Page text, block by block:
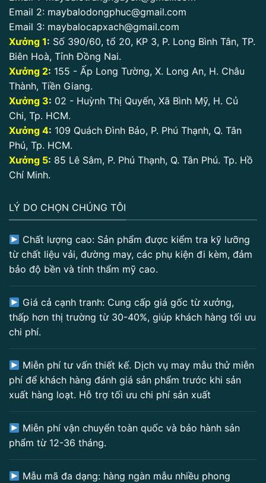
Email 2: maybalodongphuc@gmail.com
Email 3: maybalocapxach@gmail.com
Xưởng 1: Số 390/60, tổ 20, KP 3, P. Long Bình Tân, TP.
Biên Hoà, Tỉnh Đồng Nai.
Xưởng 2: 155 - Ấp Long Tường, X. Long An, H. Châu
Thành, Tiền Giang.
Xưởng 3: 02 - Huỳnh Thị Quyến, Xã Bình Mỹ, H. Củ
Chi, Tp. HCM.
Xưởng 4: 109 Quách Đình Bảo, P. Phú Thạnh, Q. Tân
Phú, Tp. HCM.
Xưởng 5: 85 Lê Sâm, P. Phú Thạnh, Q. Tân Phú. Tp. Hồ
Chí Minh.
LÝ DO CHỌN CHÚNG TÔI
Chất lượng cao: Sản phẩm được kiểm tra kỹ lưỡng
từ chất liệu vải, đường may, các phụ kiện đi kèm, đảm
bảo độ bền và tính thẩm mỹ cao.
Giá cả cạnh tranh: Cung cấp giá gốc từ xưởng,
thấp hơn thị trường từ 30-40%, giúp khách hàng tối ưu
chi phí.
Miễn phí tư vấn thiết kế. Dịch vụ may mẫu thử miễn
phí để khách hàng đánh giá sản phẩm trước khi sản
xuất hàng loạt. Hỗ trợ tối ưu chi phí sản xuất
Miễn phí vận chuyển toàn quốc và bảo hành sản
phẩm từ 12-36 tháng.
Mẫu mã đa dạng: hàng ngàn mẫu nhiều phong